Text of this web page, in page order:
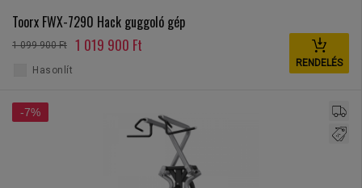
Toorx FWX-7290 Hack guggoló gép
1 099 900 Ft 1 019 900 Ft
RENDELÉS
Hasonlít
-7%